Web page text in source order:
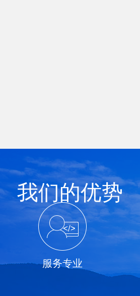
我们的优势
服务专业